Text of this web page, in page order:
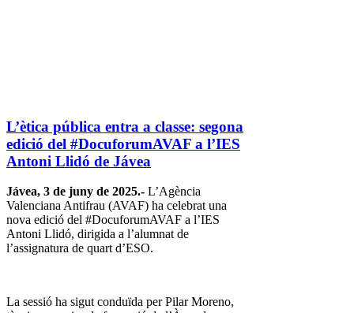
L’ètica pública entra a classe: segona
edició del #DocuforumAVAF a l’IES
Antoni Llidó de Jávea
Jávea, 3 de juny de 2025.- L’Agència
Valenciana Antifrau (AVAF) ha celebrat una
nova edició del #DocuforumAVAF a l’IES
Antoni Llidó, dirigida a l’alumnat de
l’assignatura de quart d’ESO.
La sessió ha sigut conduïda per Pilar Moreno,